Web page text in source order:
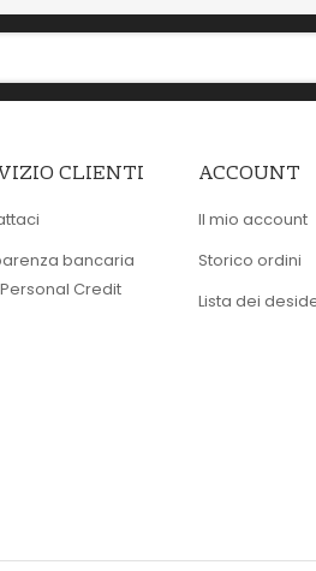
CLIENTI
bancaria
Credit
ACCOUNT
Il mio account
Storico ordini
Lista dei